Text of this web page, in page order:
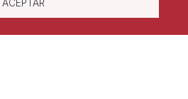
ACEPTAR
Nacional de